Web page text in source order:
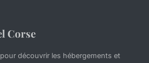
Corse
découvrir les hébergements et